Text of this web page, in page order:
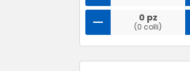
0 pz
(0 colli)